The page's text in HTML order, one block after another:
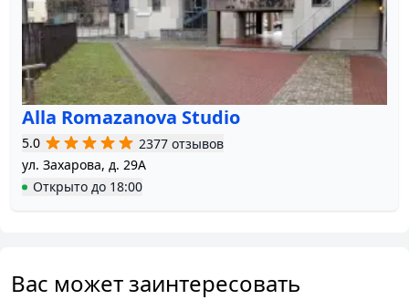
Alla Romazanova Studio
5.0
2377 отзывов
ул. Захарова, д. 29А
Открыто до 18:00
Вас может заинтересовать